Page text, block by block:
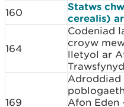
160
Statws
cerealis)
164
Codeniad
croyw
lletyol ar
169
Adroddiad
Afon Eden